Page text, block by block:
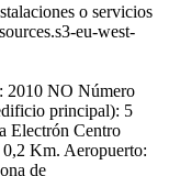
o servicios
eu-west-
2010 NO Número
principal): 5
Electrón Centro
0,2 Km. Aeropuerto:
de